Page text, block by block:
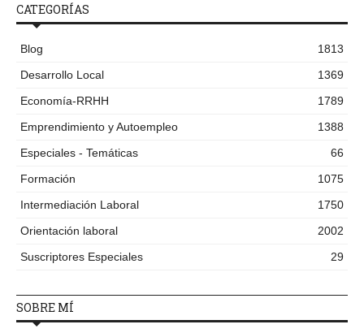
CATEGORÍAS
Blog
1813
Desarrollo Local
1369
Economía-RRHH
1789
Emprendimiento y Autoempleo
1388
Especiales - Temáticas
66
Formación
1075
Intermediación Laboral
1750
Orientación laboral
2002
Suscriptores Especiales
29
SOBRE MÍ